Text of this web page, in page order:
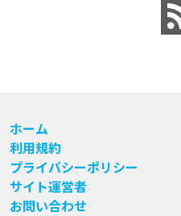
ホーム
利用規約
プライバシーポリシー
サイト運営者
お問い合わせ